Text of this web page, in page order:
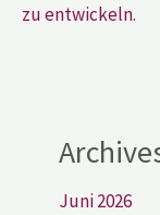
zu entwickeln.
Juni 2026